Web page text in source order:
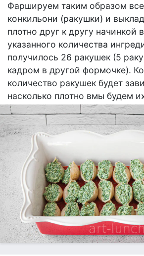
Фаршируем таким образом
конкильони (ракушки) и
плотно друг к другу начинкой
указанного количества
получилось 26 ракушек (5
кадром в другой формочке).
количество ракушек будет
насколько плотно вмы будем